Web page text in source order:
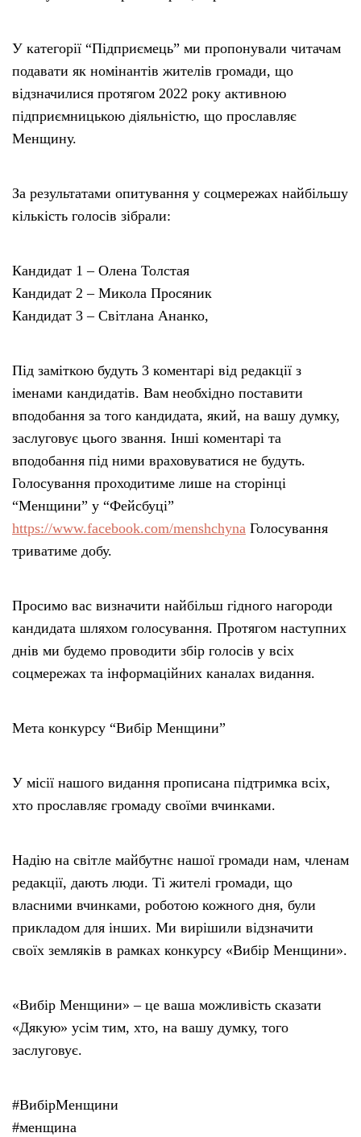
У категорії “Підприємець” ми пропонували читачам
подавати як номінантів жителів громади, що
відзначилися протягом 2022 року активною
підприємницькою діяльністю, що прославляє
Менщину.
За результатами опитування у соцмережах найбільшу
кількість голосів зібрали:
Кандидат 1 – Олена Толстая
Кандидат 2 – Микола Просяник
Кандидат 3 – Світлана Ананко,
Під заміткою будуть 3 коментарі від редакції з
іменами кандидатів. Вам необхідно поставити
вподобання за того кандидата, який, на вашу думку,
заслуговує цього звання. Інші коментарі та
вподобання під ними враховуватися не будуть.
Голосування проходитиме лише на сторінці
“Менщини” у “Фейсбуці”
https://www.facebook.com/menshchyna Голосування
триватиме добу.
Просимо вас визначити найбільш гідного нагороди
кандидата шляхом голосування. Протягом наступних
днів ми будемо проводити збір голосів у всіх
соцмережах та інформаційних каналах видання.
Мета конкурсу “Вибір Менщини”
У місії нашого видання прописана підтримка всіх,
хто прославляє громаду своїми вчинками.
Надію на світле майбутнє нашої громади нам, членам
редакції, дають люди. Ті жителі громади, що
власними вчинками, роботою кожного дня, були
прикладом для інших. Ми вирішили відзначити
своїх земляків в рамках конкурсу «Вибір Менщини».
«Вибір Менщини» – це ваша можливість сказати
«Дякую» усім тим, хто, на вашу думку, того
заслуговує.
#ВибірМенщини
#менщина